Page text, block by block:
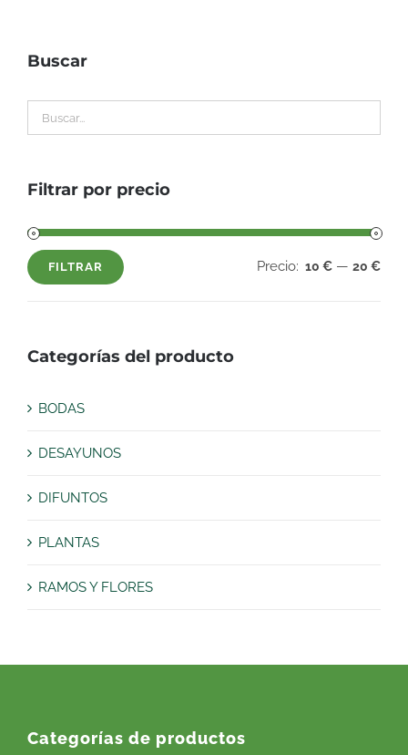
Buscar
Filtrar por precio
Precio
Precio
FILTRAR Precio: 10 € — 20 €
Categorías del producto
BODAS
DESAYUNOS
DIFUNTOS
PLANTAS
RAMOS Y FLORES
Categorías de productos